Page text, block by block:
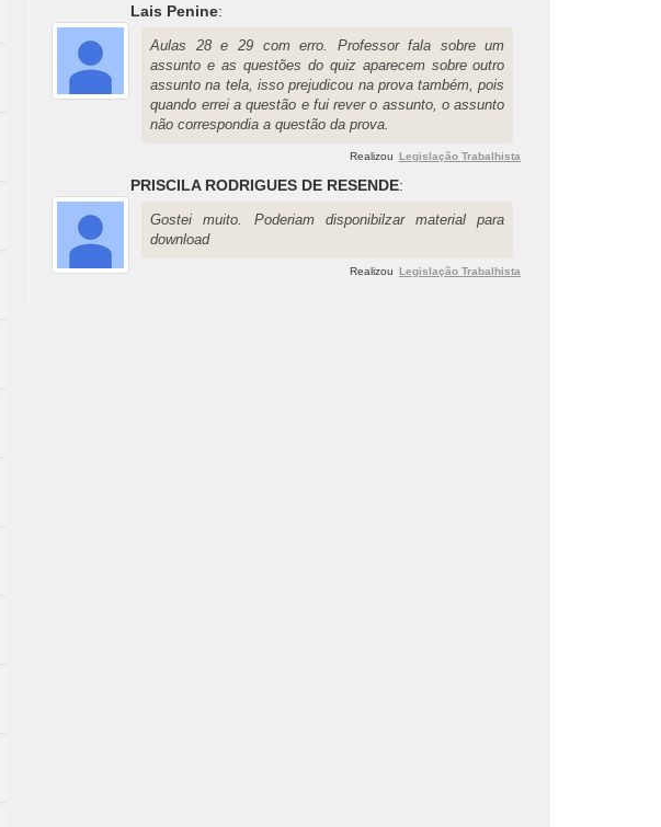
Lais Penine:
Aulas 28 e 29 com erro. Professor fala sobre um
assunto e as questões do quiz aparecem sobre outro
assunto na tela, isso prejudicou na prova também, pois
quando errei a questão e fui rever o assunto, o assunto
não correspondia a questão da prova.
Realizou Legislação Trabalhista
PRISCILA RODRIGUES DE RESENDE:
Gostei muito. Poderiam disponibilzar material para
download
Realizou Legislação Trabalhista